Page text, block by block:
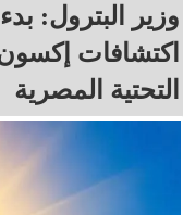
وزير البترول:
اكتشافات
التحتية المصرية